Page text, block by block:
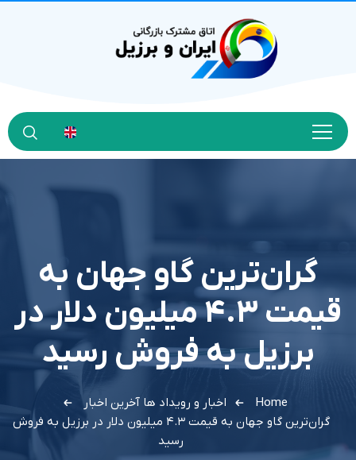
گران‌ترین گاو جهان به
قیمت ۴.۳ میلیون دلار در
برزیل به فروش رسید
Home اخبار و رویداد ها آخرین اخبار
گران‌ترین گاو جهان به قیمت ۴.۳ میلیون دلار در برزیل به فروش
رسید